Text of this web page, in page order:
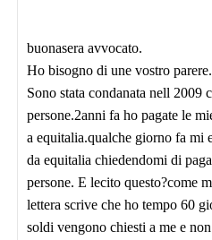
buonasera avvocato.
Ho bisogno di une vostro parere.
Sono stata condanata nell 2009
persone.2anni fa ho pagate le
a equitalia.qualche giorno fa mi
da equitalia chiedendomi di
persone. E lecito questo?come
lettera scrive che ho tempo 60
soldi vengono chiesti a me e